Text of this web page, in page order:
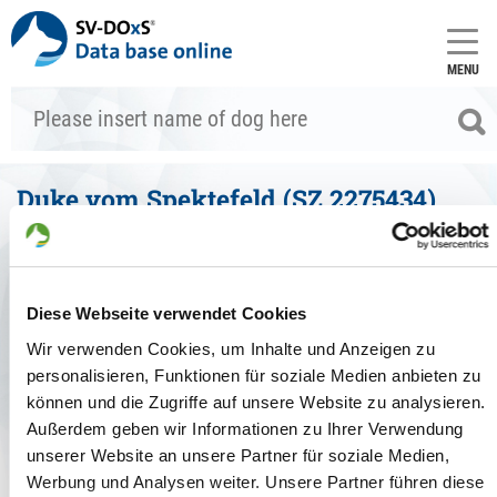
Diese Webseite verwendet Cookies
Wir verwenden Cookies, um Inhalte und Anzeigen zu
personalisieren, Funktionen für soziale Medien anbieten zu
können und die Zugriffe auf unsere Website zu analysieren.
Außerdem geben wir Informationen zu Ihrer Verwendung
unserer Website an unsere Partner für soziale Medien,
Werbung und Analysen weiter. Unsere Partner führen diese
MENU
Duke vom Spektefeld (SZ 2275434)
Basic data
General
Breed book number:
SZ 2275434
Type of breed:
Type of coat:
Stockhair
Color:
dunkelgrau
Sex:
Male
Micro chip number:
981189900022929